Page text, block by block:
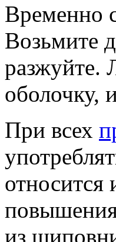
Временно
Возьмите
разжуйте.
оболочку,
При всех
относится
из